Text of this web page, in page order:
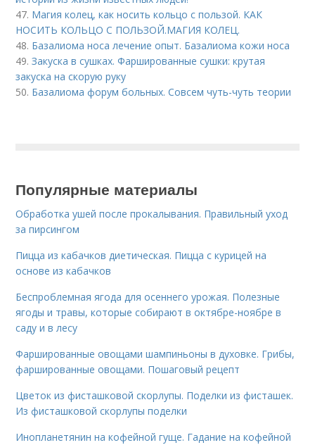
47. Магия колец, как носить кольцо с пользой. КАК
НОСИТЬ КОЛЬЦО С ПОЛЬЗОЙ.МАГИЯ КОЛЕЦ.
48. Базалиома носа лечение опыт. Базалиома кожи носа
49.Закуска в сушках. Фаршированные сушки: крутая
закуска на скорую руку
50. Базалиома форум больных. Совсем чуть-чуть теории
Популярные материалы
Обработка ушей после прокалывания. Правильный уход
за пирсингом
Пицца из кабачков диетическая. Пицца с курицей на
основе из кабачков
Беспроблемная ягода для осеннего урожая. Полезные
ягоды и травы, которые собирают в октябре-ноябре в
саду и в лесу
Фаршированные овощами шампиньоны в духовке. Грибы,
фаршированные овощами. Пошаговый рецепт
Цветок из фисташковой скорлупы. Поделки из фисташек.
Из фисташковой скорлупы поделки
Инопланетянин на кофейной гуще. Гадание на кофейной